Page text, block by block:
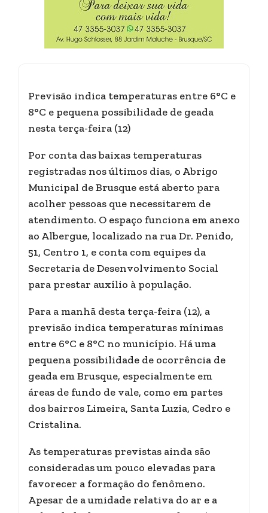
Previsão indica temperaturas entre 6°C e
8°C e pequena possibilidade de geada
nesta terça-feira (12)
Por conta das baixas temperaturas
registradas nos últimos dias, o Abrigo
Municipal de Brusque está aberto para
acolher pessoas que necessitarem de
atendimento. O espaço funciona em anexo
ao Albergue, localizado na rua Dr. Penido,
51, Centro 1, e conta com equipes da
Secretaria de Desenvolvimento Social
para prestar auxílio à população.
Para a manhã desta terça-feira (12), a
previsão indica temperaturas mínimas
entre 6°C e 8°C no município. Há uma
pequena possibilidade de ocorrência de
geada em Brusque, especialmente em
áreas de fundo de vale, como em partes
dos bairros Limeira, Santa Luzia, Cedro e
Cristalina.
As temperaturas previstas ainda são
consideradas um pouco elevadas para
favorecer a formação do fenômeno.
Apesar de a umidade relativa do ar e a